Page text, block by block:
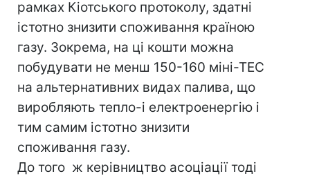
рамках Кіотського протоколу, здатні
істотно знизити споживання країною
газу. Зокрема, на ці кошти можна
побудувати не менш 150-160 міні-ТЕС
на альтернативних видах палива, що
виробляють тепло-і електроенергію і
тим самим істотно знизити
споживання газу.
До того ж керівництво асоціації тоді